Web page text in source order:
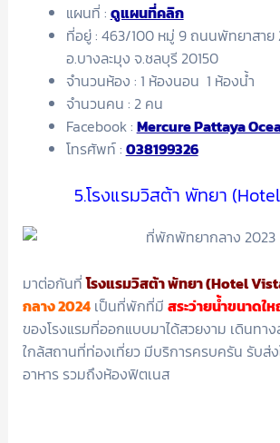
แผนที่ : ดูแผนที่คลิก
ที่อยู่ : 463/100 หมู่ 9 ถนนพัทยาสาย
อ.บางละมุง จ.ชลบุรี 20150
จำนวนห้อง : 1 ห้องนอน 1 ห้องน้ำ
จำนวนคน : 2 คน
Facebook : Mercure Pattaya
โทรศัพท์ : 038199326
5.โรงแรมวิสต้า พัทยา
มาต่อกันที่โรงแรมวิสต้า พัทยา (Hotel
กลาง 2024เป็นที่พักที่มี สระว่ายน้ำขนาดใ
ของโรงแรมที่ออกแบบมาได้สวยงาม เดินทาง
ใกล้สถานที่ท่องเที่ยว มีบริการครบครัน รับส่
อาหาร รวมถึงห้องฟิตเนส